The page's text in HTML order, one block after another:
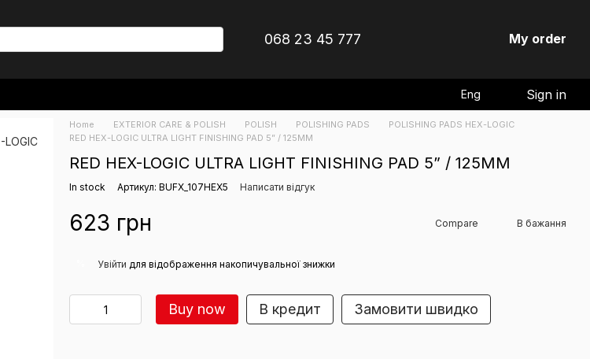
068 23 45 777 My order
Eng Sign in
Home EXTERIOR CARE & POLISH POLISH POLISHING PADS
POLISHING PADS HEX-LOGIC
RED HEX-LOGIC ULTRA LIGHT FINISHING PAD 5” / 125ММ
RED HEX-LOGIC ULTRA LIGHT FINISHING PAD 5” / 125ММ
In stock Артикул: BUFX_107HEX5 Написати відгук
623 грн Compare В бажання
Увійти для відображення накопичувальної знижки
Buy now В кредит Замовити швидко